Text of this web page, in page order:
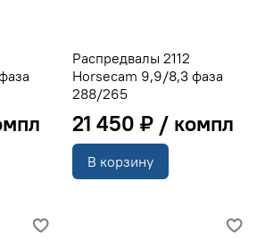
Распредвалы 2112
Horsecam 9,9/8,3 фаза
288/265
21 450 ₽
В корзину